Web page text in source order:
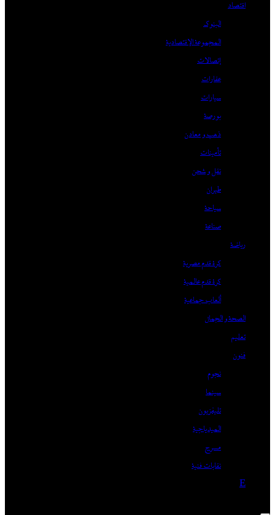
اقتصاد
البنوك
المجموعة الإقتصادية
إتصالات
عقارات
سيارات
بورصة
ذهب و معادن
تأمينات
نقل و شحن
طيران
سياحة
صناعة
رياضة
كرة قدم مصرية
كرة قدم عالمية
ألعاب جماعية
الصحة و الجمال
تعليم
فنون
نجوم
سينما
تليفزيون
الميدياجية
مسرح
نقابات فنية
E